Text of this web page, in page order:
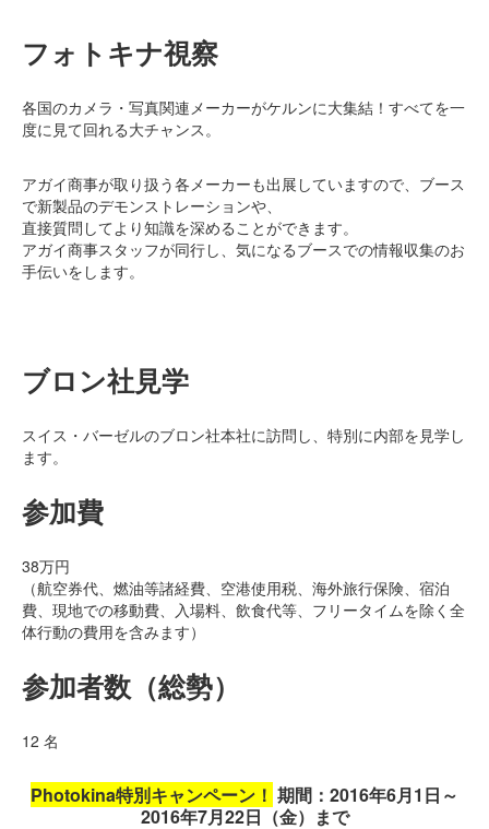
フォトキナ視察
各国のカメラ・写真関連メーカーがケルンに大集結！すべてを一
度に見て回れる大チャンス。
アガイ商事が取り扱う各メーカーも出展していますので、ブース
で新製品のデモンストレーションや、
直接質問してより知識を深めることができます。
アガイ商事スタッフが同行し、気になるブースでの情報収集のお
手伝いをします。
ブロン社見学
スイス・バーゼルのブロン社本社に訪問し、特別に内部を見学し
ます。
参加費
38万円
（航空券代、燃油等諸経費、空港使用税、海外旅行保険、宿泊
費、現地での移動費、入場料、飲食代等、フリータイムを除く全
体行動の費用を含みます）
参加者数（総勢）
12 名
Photokina特別キャンペーン！ 期間：2016年6月1日～
2016年7月22日（金）まで